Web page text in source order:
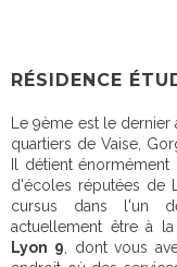
RÉSIDENCE
Le 9ème est le
quartiers de Vaise,
Il détient
d'écoles réputées de
cursus dans l'un
actuellement être à
Lyon 9 , dont vous